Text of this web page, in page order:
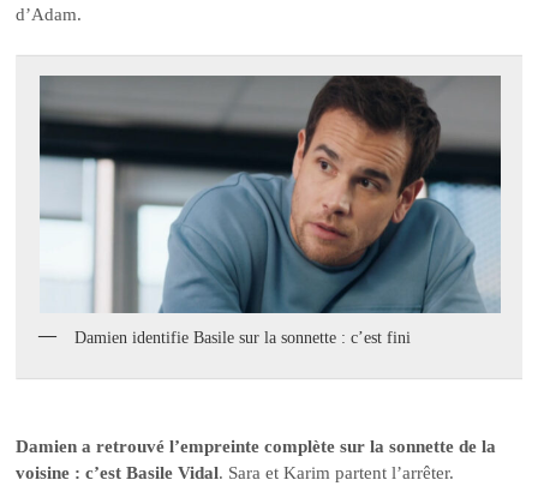
d’Adam.
Damien identifie Basile sur la sonnette : c’est fini
Damien a retrouvé l’empreinte complète sur la sonnette de la
voisine : c’est Basile Vidal. Sara et Karim partent l’arrêter.